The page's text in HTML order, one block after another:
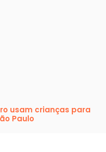
usam crianças para
Paulo